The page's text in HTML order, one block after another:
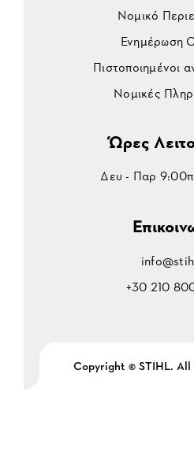
Νομικό
Ενημέρωση
Πιστοποιημένοι
Νομικές
Ώρες
Δευ - Παρ
+30 210
Copyright © STIHL. All